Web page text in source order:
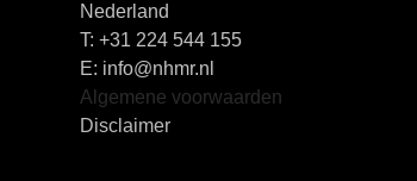
Nederland
T: +31 224 544 155
E: info@nhmr.nl
Algemene voorwaarden
Disclaimer